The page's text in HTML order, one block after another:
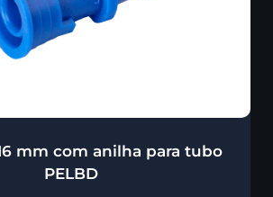
mm com anilha para tubo
PELBD